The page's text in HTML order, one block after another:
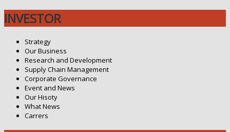
INVESTOR
Strategy
Our Business
Research and Development
Supply Chain Management
Corporate Governance
Event and News
Our Hisoty
What News
Carrers